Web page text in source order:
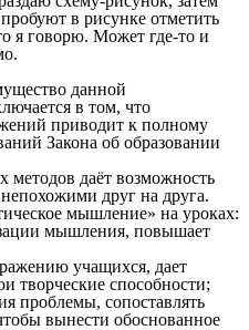
в рисунке отметить
я говорю. Может где-то и
данной
в том, что
приводит к полному
Закона об образовании
даёт возможность
друг на друга.
мышление» на уроках:
мышления, повышает
учащихся, дает
творческие способности;
проблемы, сопоставлять
вынести обоснованное